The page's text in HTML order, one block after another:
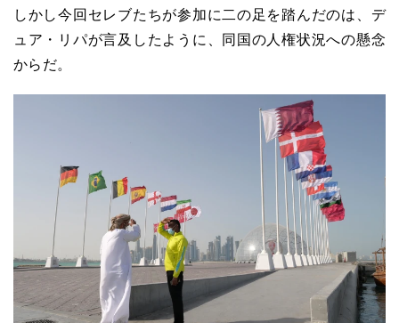
しかし今回セレブたちが参加に二の足を踏んだのは、デ
ュア・リパが言及したように、同国の人権状況への懸念
からだ。